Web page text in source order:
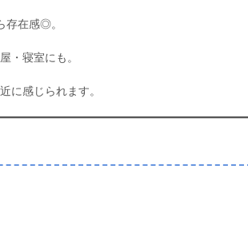
存在感◎。
・寝室にも。
に感じられます。